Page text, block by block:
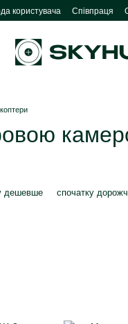
користувача Співпраця
дешевше спочатку